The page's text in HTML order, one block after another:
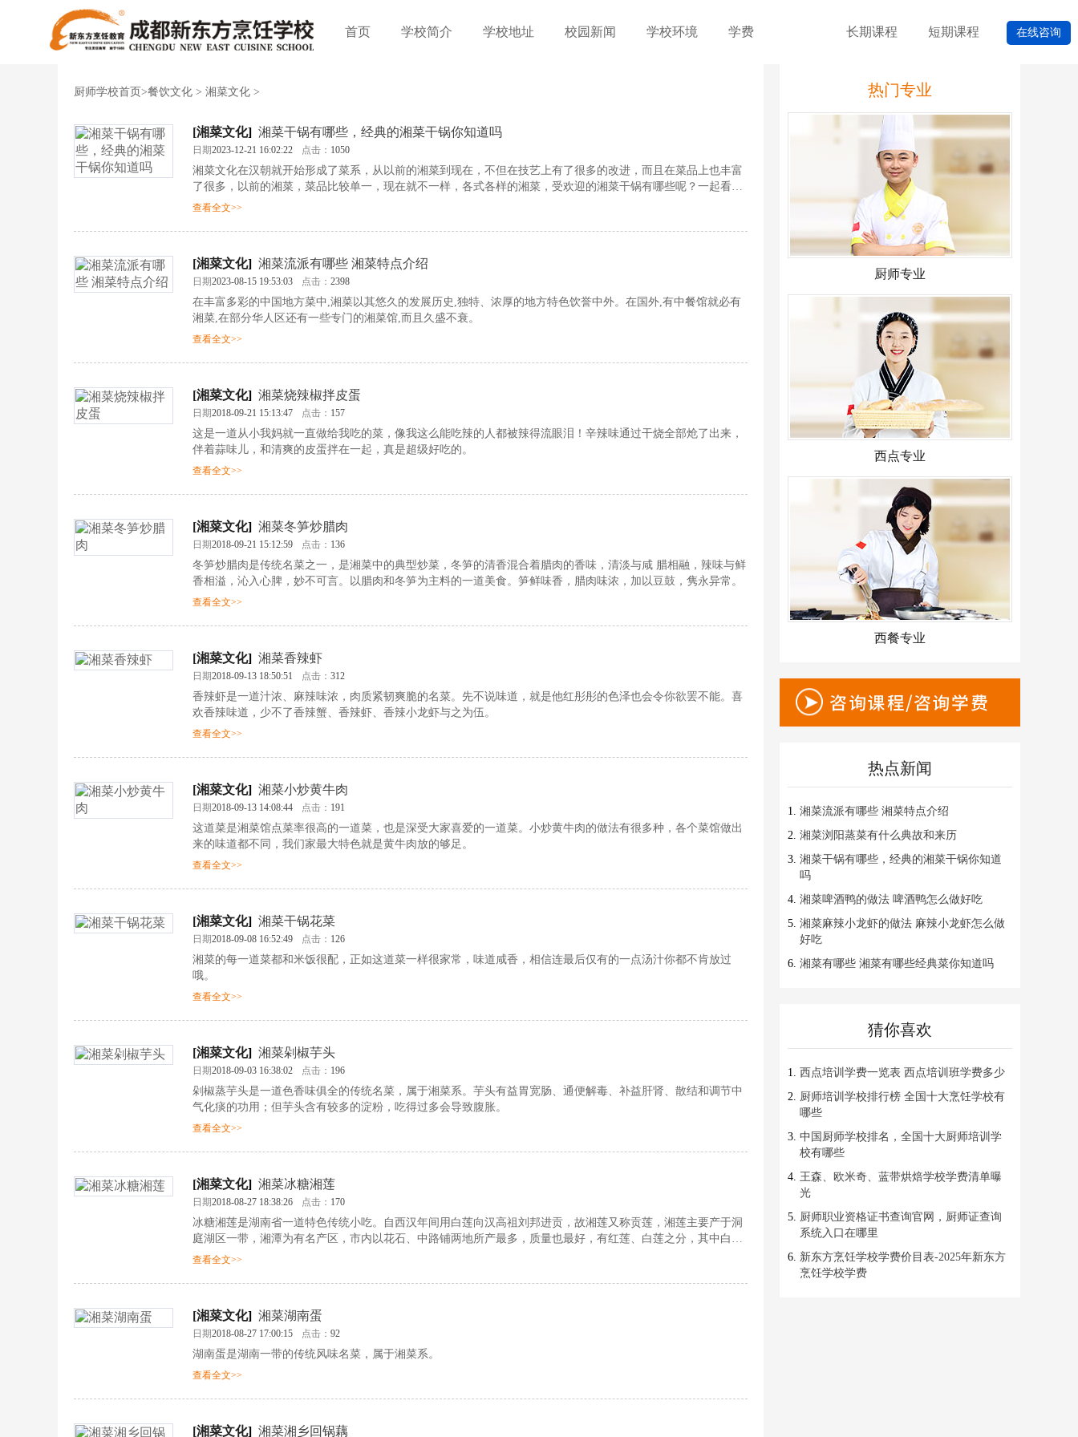
首页 学校简介 学校地址 校园新闻 学校环境 学费 长期课程 短期课程 在线咨询
厨师学校首页 >餐饮文化 > 湘菜文化 >
[湘菜文化] 湘菜干锅有哪些，经典的湘菜干锅你知道吗
日期2023-12-21 16:02:22 点击： 1050
湘菜文化在汉朝就开始形成了菜系，从以前的湘菜到现在，不但在技艺上有了很多的改进，而且在菜品上也丰富
了很多，以前的湘菜，菜品比较单一，现在就不一样，各式各样的湘菜，受欢迎的湘菜干锅有哪些呢？一起看看
吧。
查看全文>>
[湘菜文化] 湘菜流派有哪些 湘菜特点介绍
日期2023-08-15 19:53:03 点击： 2398
在丰富多彩的中国地方菜中,湘菜以其悠久的发展历史,独特、浓厚的地方特色饮誉中外。在国外,有中餐馆就必有
湘菜,在部分华人区还有一些专门的湘菜馆,而且久盛不衰。
查看全文>>
[湘菜文化] 湘菜烧辣椒拌皮蛋
日期2018-09-21 15:13:47 点击： 157
这是一道从小我妈就一直做给我吃的菜，像我这么能吃辣的人都被辣得流眼泪！辛辣味通过干烧全部炝了出来，
伴着蒜味儿，和清爽的皮蛋拌在一起，真是超级好吃的。
查看全文>>
[湘菜文化] 湘菜冬笋炒腊肉
日期2018-09-21 15:12:59 点击： 136
冬笋炒腊肉是传统名菜之一，是湘菜中的典型炒菜，冬笋的清香混合着腊肉的香味，清淡与咸 腊相融，辣味与鲜
香相溢，沁入心脾，妙不可言。以腊肉和冬笋为主料的一道美食。笋鲜味香，腊肉味浓，加以豆鼓，隽永异常。
查看全文>>
[湘菜文化] 湘菜香辣虾
日期2018-09-13 18:50:51 点击： 312
香辣虾是一道汁浓、麻辣味浓，肉质紧韧爽脆的名菜。先不说味道，就是他红彤彤的色泽也会令你欲罢不能。喜
欢香辣味道，少不了香辣蟹、香辣虾、香辣小龙虾与之为伍。
查看全文>>
[湘菜文化] 湘菜小炒黄牛肉
日期2018-09-13 14:08:44 点击： 191
这道菜是湘菜馆点菜率很高的一道菜，也是深受大家喜爱的一道菜。小炒黄牛肉的做法有很多种，各个菜馆做出
来的味道都不同，我们家最大特色就是黄牛肉放的够足。
查看全文>>
[湘菜文化] 湘菜干锅花菜
日期2018-09-08 16:52:49 点击： 126
湘菜的每一道菜都和米饭很配，正如这道菜一样很家常，味道咸香，相信连最后仅有的一点汤汁你都不肯放过
哦。
查看全文>>
[湘菜文化] 湘菜剁椒芋头
日期2018-09-03 16:38:02 点击： 196
剁椒蒸芋头是一道色香味俱全的传统名菜，属于湘菜系。芋头有益胃宽肠、通便解毒、补益肝肾、散结和调节中
气化痰的功用；但芋头含有较多的淀粉，吃得过多会导致腹胀。
查看全文>>
[湘菜文化] 湘菜冰糖湘莲
日期2018-08-27 18:38:26 点击： 170
冰糖湘莲是湖南省一道特色传统小吃。自西汉年间用白莲向汉高祖刘邦进贡，故湘莲又称贡莲，湘莲主要产于洞
庭湖区一带，湘潭为有名产区，市内以花石、中路铺两地所产最多，质量也最好，有红莲、白莲之分，其中白莲
圆滚洁白，粉糯清香，位于全国之首。
查看全文>>
[湘菜文化] 湘菜湖南蛋
日期2018-08-27 17:00:15 点击： 92
湖南蛋是湖南一带的传统风味名菜，属于湘菜系。
查看全文>>
[湘菜文化] 湘菜湘乡回锅藕
热门专业
厨师专业
西点专业
西餐专业
热点新闻
湘菜流派有哪些 湘菜特点介绍
湘菜浏阳蒸菜有什么典故和来历
湘菜干锅有哪些，经典的湘菜干锅你知道
吗
湘菜啤酒鸭的做法 啤酒鸭怎么做好吃
湘菜麻辣小龙虾的做法 麻辣小龙虾怎么做
好吃
湘菜有哪些 湘菜有哪些经典菜你知道吗
猜你喜欢
西点培训学费一览表 西点培训班学费多少
厨师培训学校排行榜 全国十大烹饪学校有
哪些
中国厨师学校排名，全国十大厨师培训学
校有哪些
王森、欧米奇、蓝带烘焙学校学费清单曝
光
厨师职业资格证书查询官网，厨师证查询
系统入口在哪里
新东方烹饪学校学费价目表-2025年新东方
烹饪学校学费